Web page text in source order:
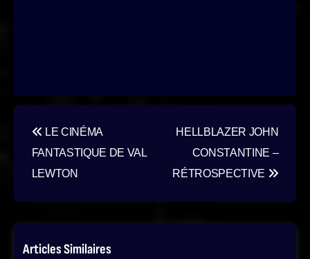
de
l’article
LE CINÉMA
FANTASTIQUE DE VAL
LEWTON
HELLBLAZER JOHN
CONSTANTINE –
RÉTROSPECTIVE
Articles Similaires